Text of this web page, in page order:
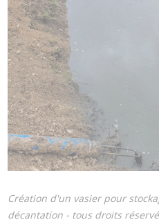
Création d'un vasier pour
décantation - tous droits